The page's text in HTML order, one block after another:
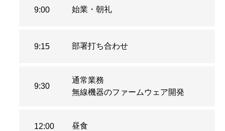
9:00 始業・朝礼
9:15 部署打ち合わせ
9:30
通常業務
無線機器のファームウェア開発
12:00 昼食